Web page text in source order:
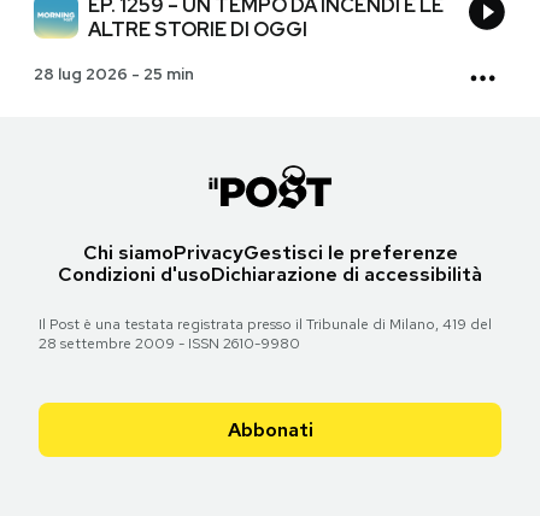
EP. 1259 – UN TEMPO DA INCENDI E LE
ALTRE STORIE DI OGGI
28 lug 2026 - 25 min
Chi siamoPrivacyGestisci le preferenze
Condizioni d'usoDichiarazione di accessibilità
Il Post è una testata registrata presso il Tribunale di Milano, 419 del
28 settembre 2009 - ISSN 2610-9980
Abbonati